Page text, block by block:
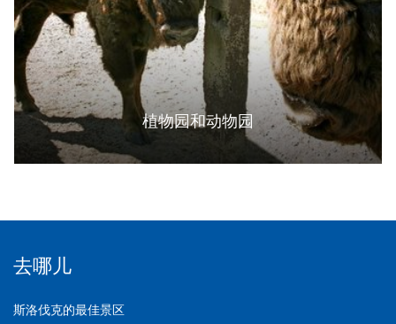
植物园和动物园
去哪儿
斯洛伐克的最佳景区